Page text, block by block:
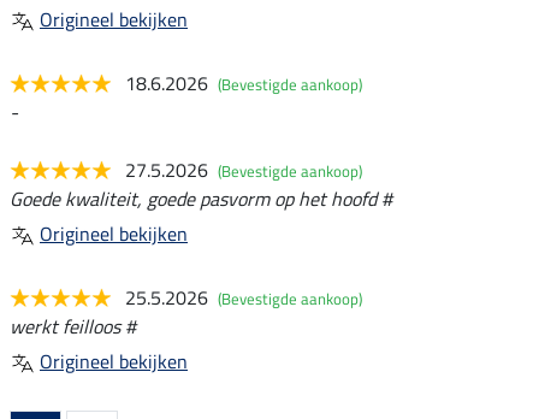
Origineel bekijken
18.6.2026 (Bevestigde aankoop)
-
27.5.2026 (Bevestigde aankoop)
Goede kwaliteit, goede pasvorm op het hoofd #
Origineel bekijken
25.5.2026 (Bevestigde aankoop)
werkt feilloos #
Origineel bekijken